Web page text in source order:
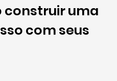
construir uma
com seus